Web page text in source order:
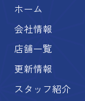
ホーム
会社情報
店舗一覧
更新情報
スタッフ紹介